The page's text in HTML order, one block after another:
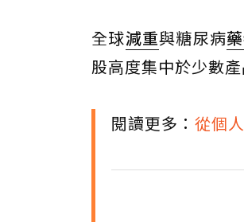
全球減重與糖尿病
股高度集中於少數
閱讀更多： 從個